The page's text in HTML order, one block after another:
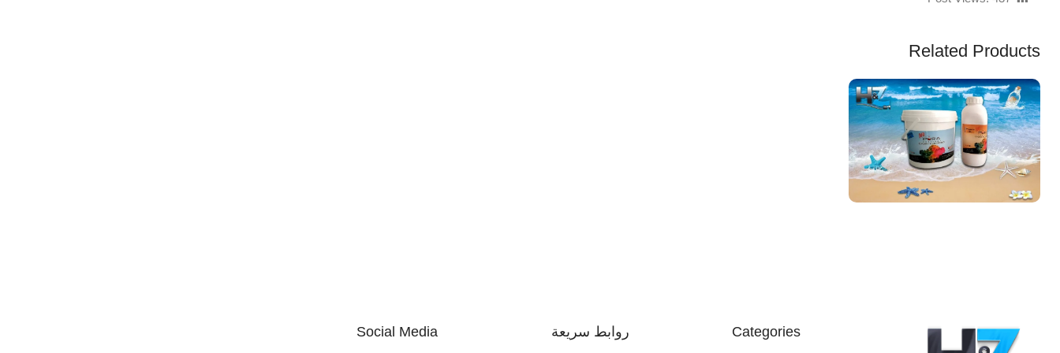
Related Products
Categories روابط سريعة Social Media